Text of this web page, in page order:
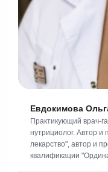
Евдокимова
Практикующий врач-
нутрициолог. Автор и
лекарство", автор и
квалификации